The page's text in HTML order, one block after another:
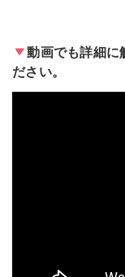
動画でも詳細に
ださい。